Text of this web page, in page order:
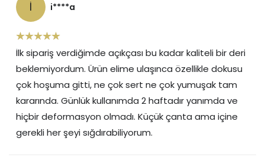
I i****a
İlk sipariş verdiğimde açıkçası bu kadar kaliteli bir deri
beklemiyordum. Ürün elime ulaşınca özellikle dokusu
çok hoşuma gitti, ne çok sert ne çok yumuşak tam
kararında. Günlük kullanımda 2 haftadır yanımda ve
hiçbir deformasyon olmadı. Küçük çanta ama içine
gerekli her şeyi sığdırabiliyorum.